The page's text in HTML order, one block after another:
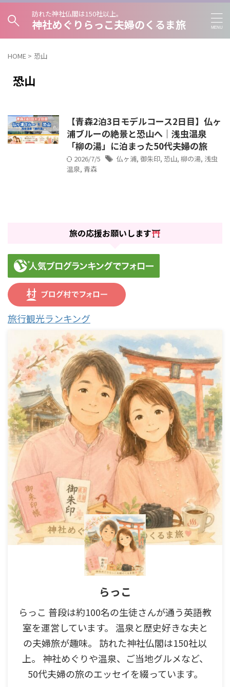
訪れた神社仏閣は150社以上。
神社めぐりらっこ夫婦のくるま旅
HOME > 恐山
恐山
【青森2泊3日モデルコース2日目】仏ヶ
浦ブルーの絶景と恐山へ｜浅虫温泉
「柳の湯」に泊まった50代夫婦の旅
2026/7/5 仏ヶ浦, 御朱印, 恐山, 柳の湯, 浅虫
温泉, 青森
旅の応援お願いします
旅行観光ランキング
らっこ
らっこ 普段は約100名の生徒さんが通う英語教
室を運営しています。 温泉と歴史好きな夫と
の夫婦旅が趣味。 訪れた神社仏閣は150社以
上。 神社めぐりや温泉、ご当地グルメなど、
50代夫婦の旅のエッセイを綴っています。